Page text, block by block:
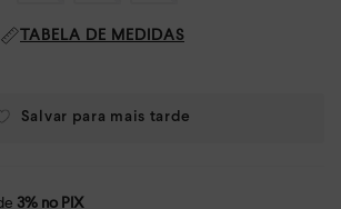
TABELA DE MEDIDAS
3% no PIX